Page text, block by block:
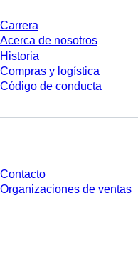
Carrera
Acerca de nosotros
Historia
Compras y logística
Código de conducta
Contacto
Organizaciones de ventas